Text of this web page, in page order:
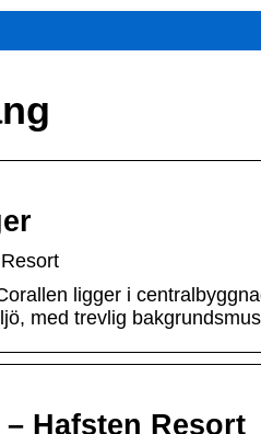
ligger i
med trevlig
Hafsten Resort